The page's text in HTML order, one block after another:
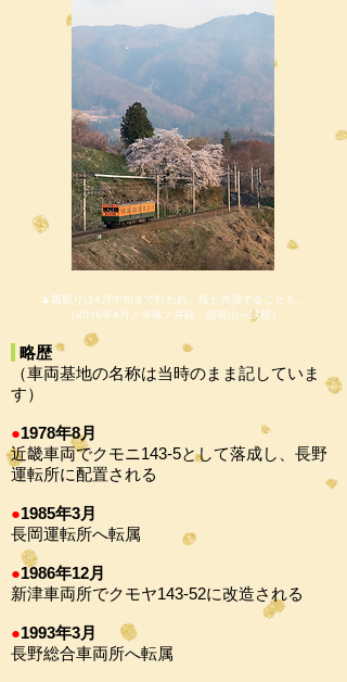
▲霜取りは4月中旬まで行われ、桜と共演することも。
（2016年4月／＠篠ノ井線 稲荷山～姨捨）
略歴
（車両基地の名称は当時のまま記していま
す）
●1978年8月
近畿車両でクモニ143-5として落成し、長野
運転所に配置される
●1985年3月
長岡運転所へ転属
●1986年12月
新津車両所でクモヤ143-52に改造される
●1993年3月
長野総合車両所へ転属